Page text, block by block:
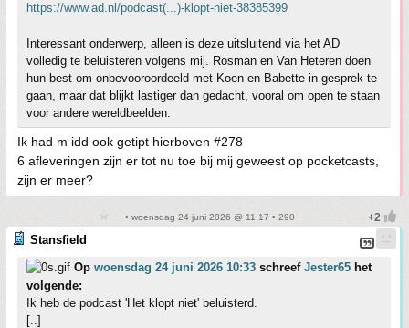
https://www.ad.nl/podcast(...)-klopt-niet-38385399
Interessant onderwerp, alleen is deze uitsluitend via het AD
volledig te beluisteren volgens mij. Rosman en Van Heteren doen
hun best om onbevooroordeeld met Koen en Babette in gesprek te
gaan, maar dat blijkt lastiger dan gedacht, vooral om open te staan
voor andere wereldbeelden.
Ik had m idd ook getipt hierboven #278
6 afleveringen zijn er tot nu toe bij mij geweest op pocketcasts,
zijn er meer?
• woensdag 24 juni 2026 @ 11:17 • 290
Stansfield
Op woensdag 24 juni 2026 10:33 schreef Jester65 het
volgende:
Ik heb de podcast 'Het klopt niet' beluisterd.
[..]